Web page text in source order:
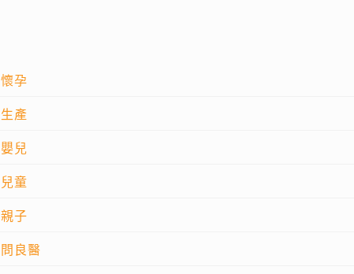
懷孕
生產
嬰兒
兒童
親子
問良醫